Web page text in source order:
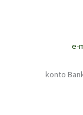
e-
konto